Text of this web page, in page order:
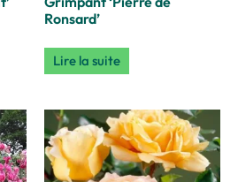
Ronsard’
Lire la suite